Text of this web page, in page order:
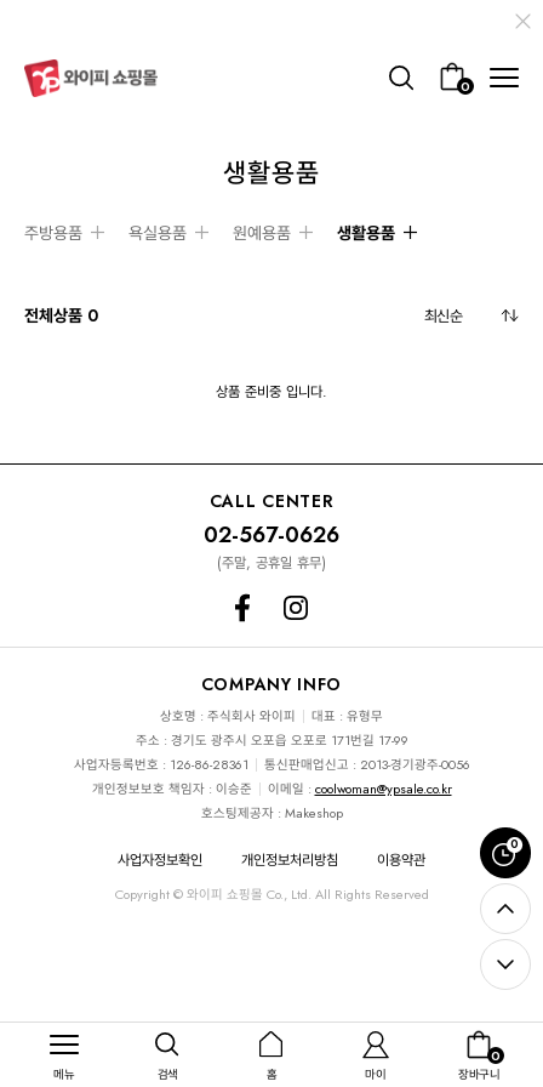
0
메뉴 검색 홈 마이
0
장바구니
0
생활용품
주방용품 욕실용품 원예용품 생활용품
전체상품 0
상품 준비중 입니다.
CALL CENTER
02-567-0626
(주말, 공휴일 휴무)
COMPANY INFO
상호명 : 주식회사 와이피
대표 : 유형무
주소 : 경기도 광주시 오포읍 오포로 171번길 17-99
사업자등록번호 : 126-86-28361
통신판매업신고 : 2013-경기광주-0056
개인정보보호 책임자 : 이승준
이메일 : coolwoman@ypsale.co.kr
호스팅제공자 : Makeshop
사업자정보확인 개인정보처리방침 이용약관
Copyright © 와이피 쇼핑몰 Co., Ltd. All Rights Reserved